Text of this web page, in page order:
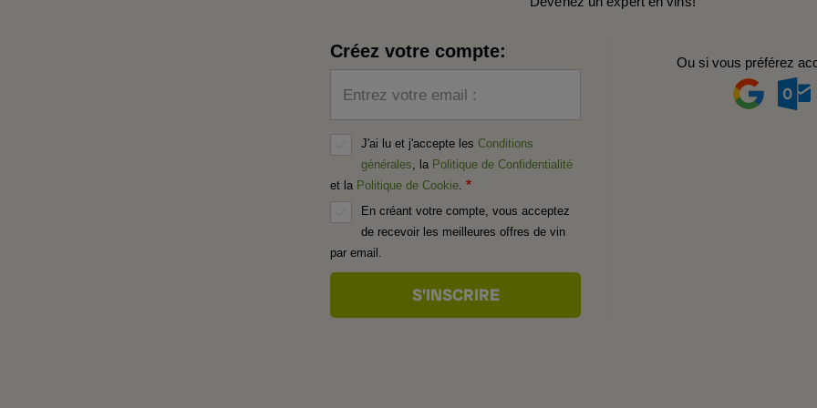
Créez votre compte:
Entrez votre email :
J'ai lu et j'accepte les Conditions
générales, la Politique de Confidentialité
et la Politique de Cookie.
En créant votre compte, vous acceptez
de recevoir les meilleures offres de vin
par email.
Ou si vous préférez